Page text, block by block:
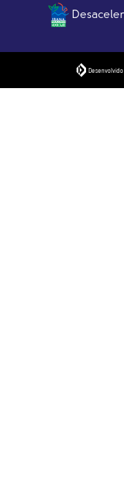
Desenvolvido